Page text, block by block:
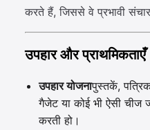
करते हैं, जिससे वे प्रभावी
उपहार और प्राथमिकताएँ
उपहार योजनापुस्तकें,
गैजेट या कोई भी ऐसी चीज
करती हो।